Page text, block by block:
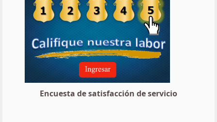
Encuesta de satisfacción de servicio